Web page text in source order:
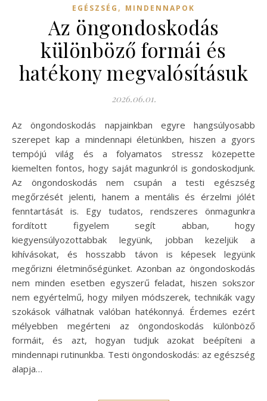
EGÉSZSÉG , MINDENNAPOK
Az öngondoskodás
különböző formái és
hatékony megvalósításuk
2026.06.01.
Az öngondoskodás napjainkban egyre hangsúlyosabb
szerepet kap a mindennapi életünkben, hiszen a gyors
tempójú világ és a folyamatos stressz közepette
kiemelten fontos, hogy saját magunkról is gondoskodjunk.
Az öngondoskodás nem csupán a testi egészség
megőrzését jelenti, hanem a mentális és érzelmi jólét
fenntartását is. Egy tudatos, rendszeres önmagunkra
fordított figyelem segít abban, hogy
kiegyensúlyozottabbak legyünk, jobban kezeljük a
kihívásokat, és hosszabb távon is képesek legyünk
megőrizni életminőségünket. Azonban az öngondoskodás
nem minden esetben egyszerű feladat, hiszen sokszor
nem egyértelmű, hogy milyen módszerek, technikák vagy
szokások válhatnak valóban hatékonnyá. Érdemes ezért
mélyebben megérteni az öngondoskodás különböző
formáit, és azt, hogyan tudjuk azokat beépíteni a
mindennapi rutinunkba. Testi öngondoskodás: az egészség
alapja…